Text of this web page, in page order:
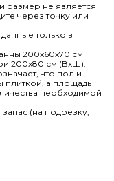
размер не является
через точку или
только в
200х60х70 см
200х80 см (ВхШ).
что пол и
плиткой, а площадь
необходимой
(на подрезку,